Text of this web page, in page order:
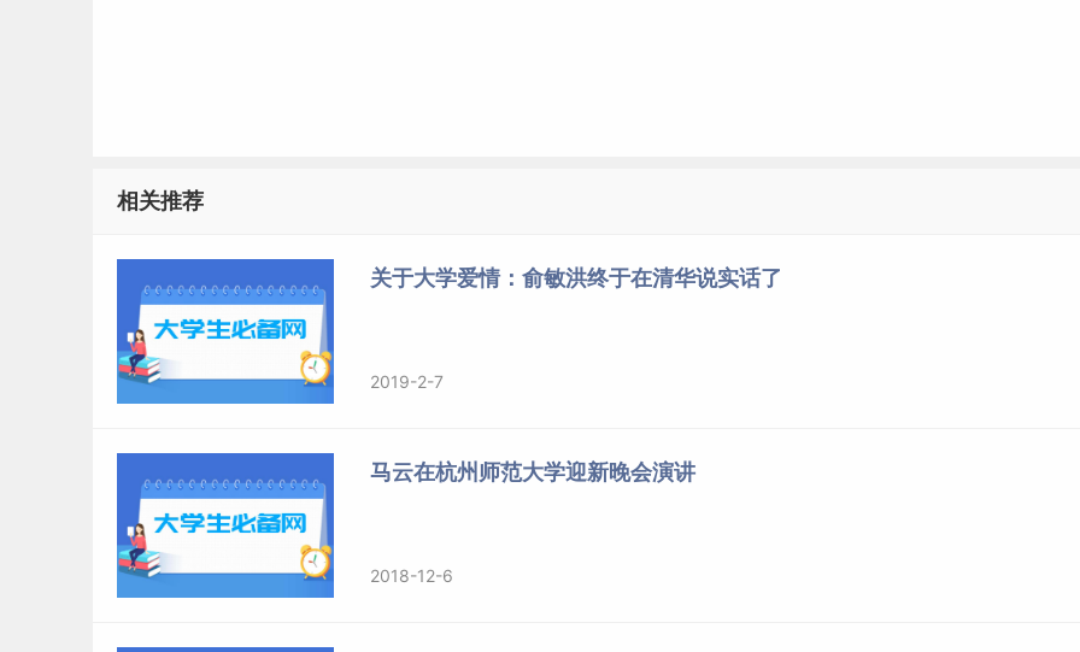
相关推荐
关于大学爱情：俞敏洪终于在清华说实话了
2019-2-7
马云在杭州师范大学迎新晚会演讲
2018-12-6